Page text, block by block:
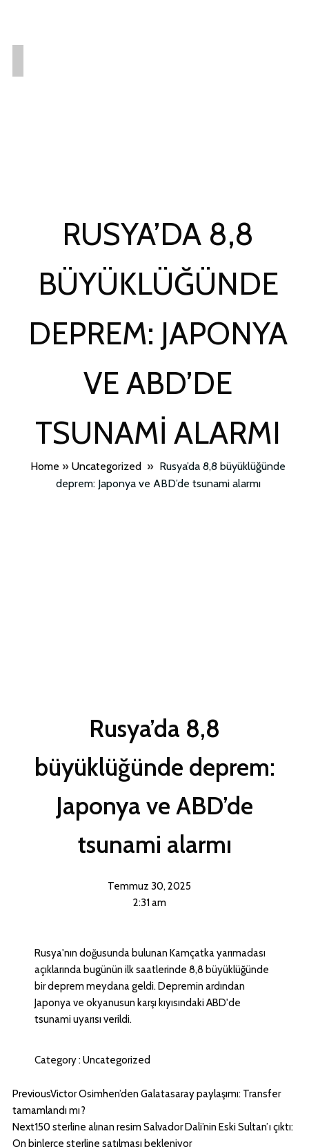
RUSYA’DA 8,8
BÜYÜKLÜĞÜNDE
DEPREM: JAPONYA
VE ABD’DE
TSUNAMI ALARMI
Home » Uncategorized » Rusya’da 8,8 büyüklüğünde
deprem: Japonya ve ABD’de tsunami alarmı
Rusya’da 8,8
büyüklüğünde deprem:
Japonya ve ABD’de
tsunami alarmı
Temmuz 30, 2025
2:31 am
Rusya'nın doğusunda bulunan Kamçatka yarımadası
açıklarında bugünün ilk saatlerinde 8,8 büyüklüğünde
bir deprem meydana geldi. Depremin ardından
Japonya ve okyanusun karşı kıyısındaki ABD'de
tsunami uyarısı verildi.
Category : Uncategorized
PreviousVictor Osimhen’den Galatasaray paylaşımı: Transfer
tamamlandı mı?
Next150 sterline alınan resim Salvador Dali’nin Eski Sultan’ı çıktı:
On binlerce sterline satılması bekleniyor